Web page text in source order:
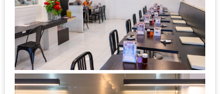
สาว
เหนือ
สลัด
หนุ่ม
บ้านนา
เมนู